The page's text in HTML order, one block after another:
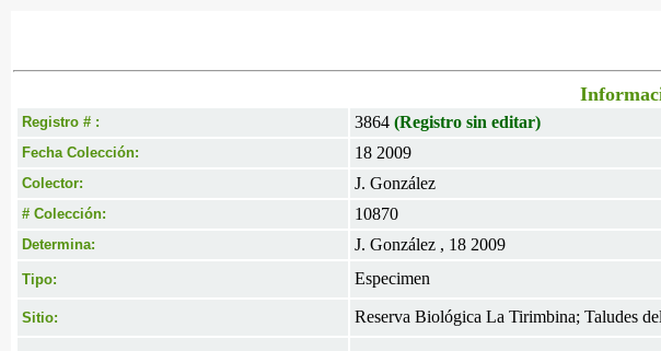
Registro # : 3864 (Registro sin editar)
Fecha Colección: 18 2009
Colector: J. González
# Colección: 10870
Determina: J. González , 18 2009
Tipo: Especimen
Sitio: Reserva Biológica La Tirimbina; Taludes